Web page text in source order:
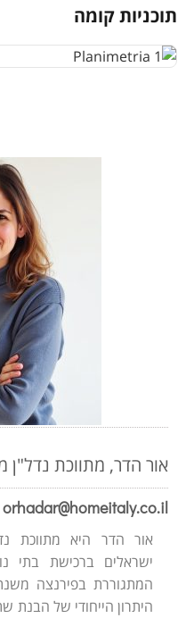
תוכניות קומה
אור הדר, מתווכת נדל"ן
orhadar@homeitaly.co.il
אור הדר היא מתווכת
ישראלים ברכישת בתי
היתרון הייחודי של הבנת